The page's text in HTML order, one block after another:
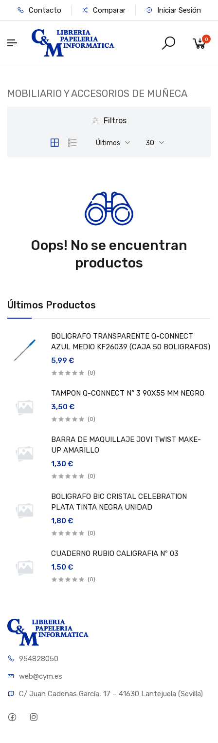
Contacto Comparar Iniciar Sesión
0
Últimos Productos
BOLIGRAFO TRANSPARENTE Q-CONNECT
AZUL MEDIO KF26039 (CAJA 50 BOLIGRAFOS)
5,99 €
(0)
TAMPON Q-CONNECT Nº 3 90X55 MM NEGRO
3,50 €
(0)
BARRA DE MAQUILLAJE JOVI TWIST MAKE-
UP AMARILLO
1,30 €
(0)
BOLIGRAFO BIC CRISTAL CELEBRATION
PLATA TINTA NEGRA UNIDAD
1,80 €
(0)
CUADERNO RUBIO CALIGRAFIA Nº 03
1,50 €
(0)
MOBILIARIO Y ACCESORIOS DE MUÑECA
Filtros
Últimos 30
Oops! No se encuentran
productos
954828050
web@cym.es
C/ Juan Cadenas García, 17 – 41630 Lantejuela (Sevilla)